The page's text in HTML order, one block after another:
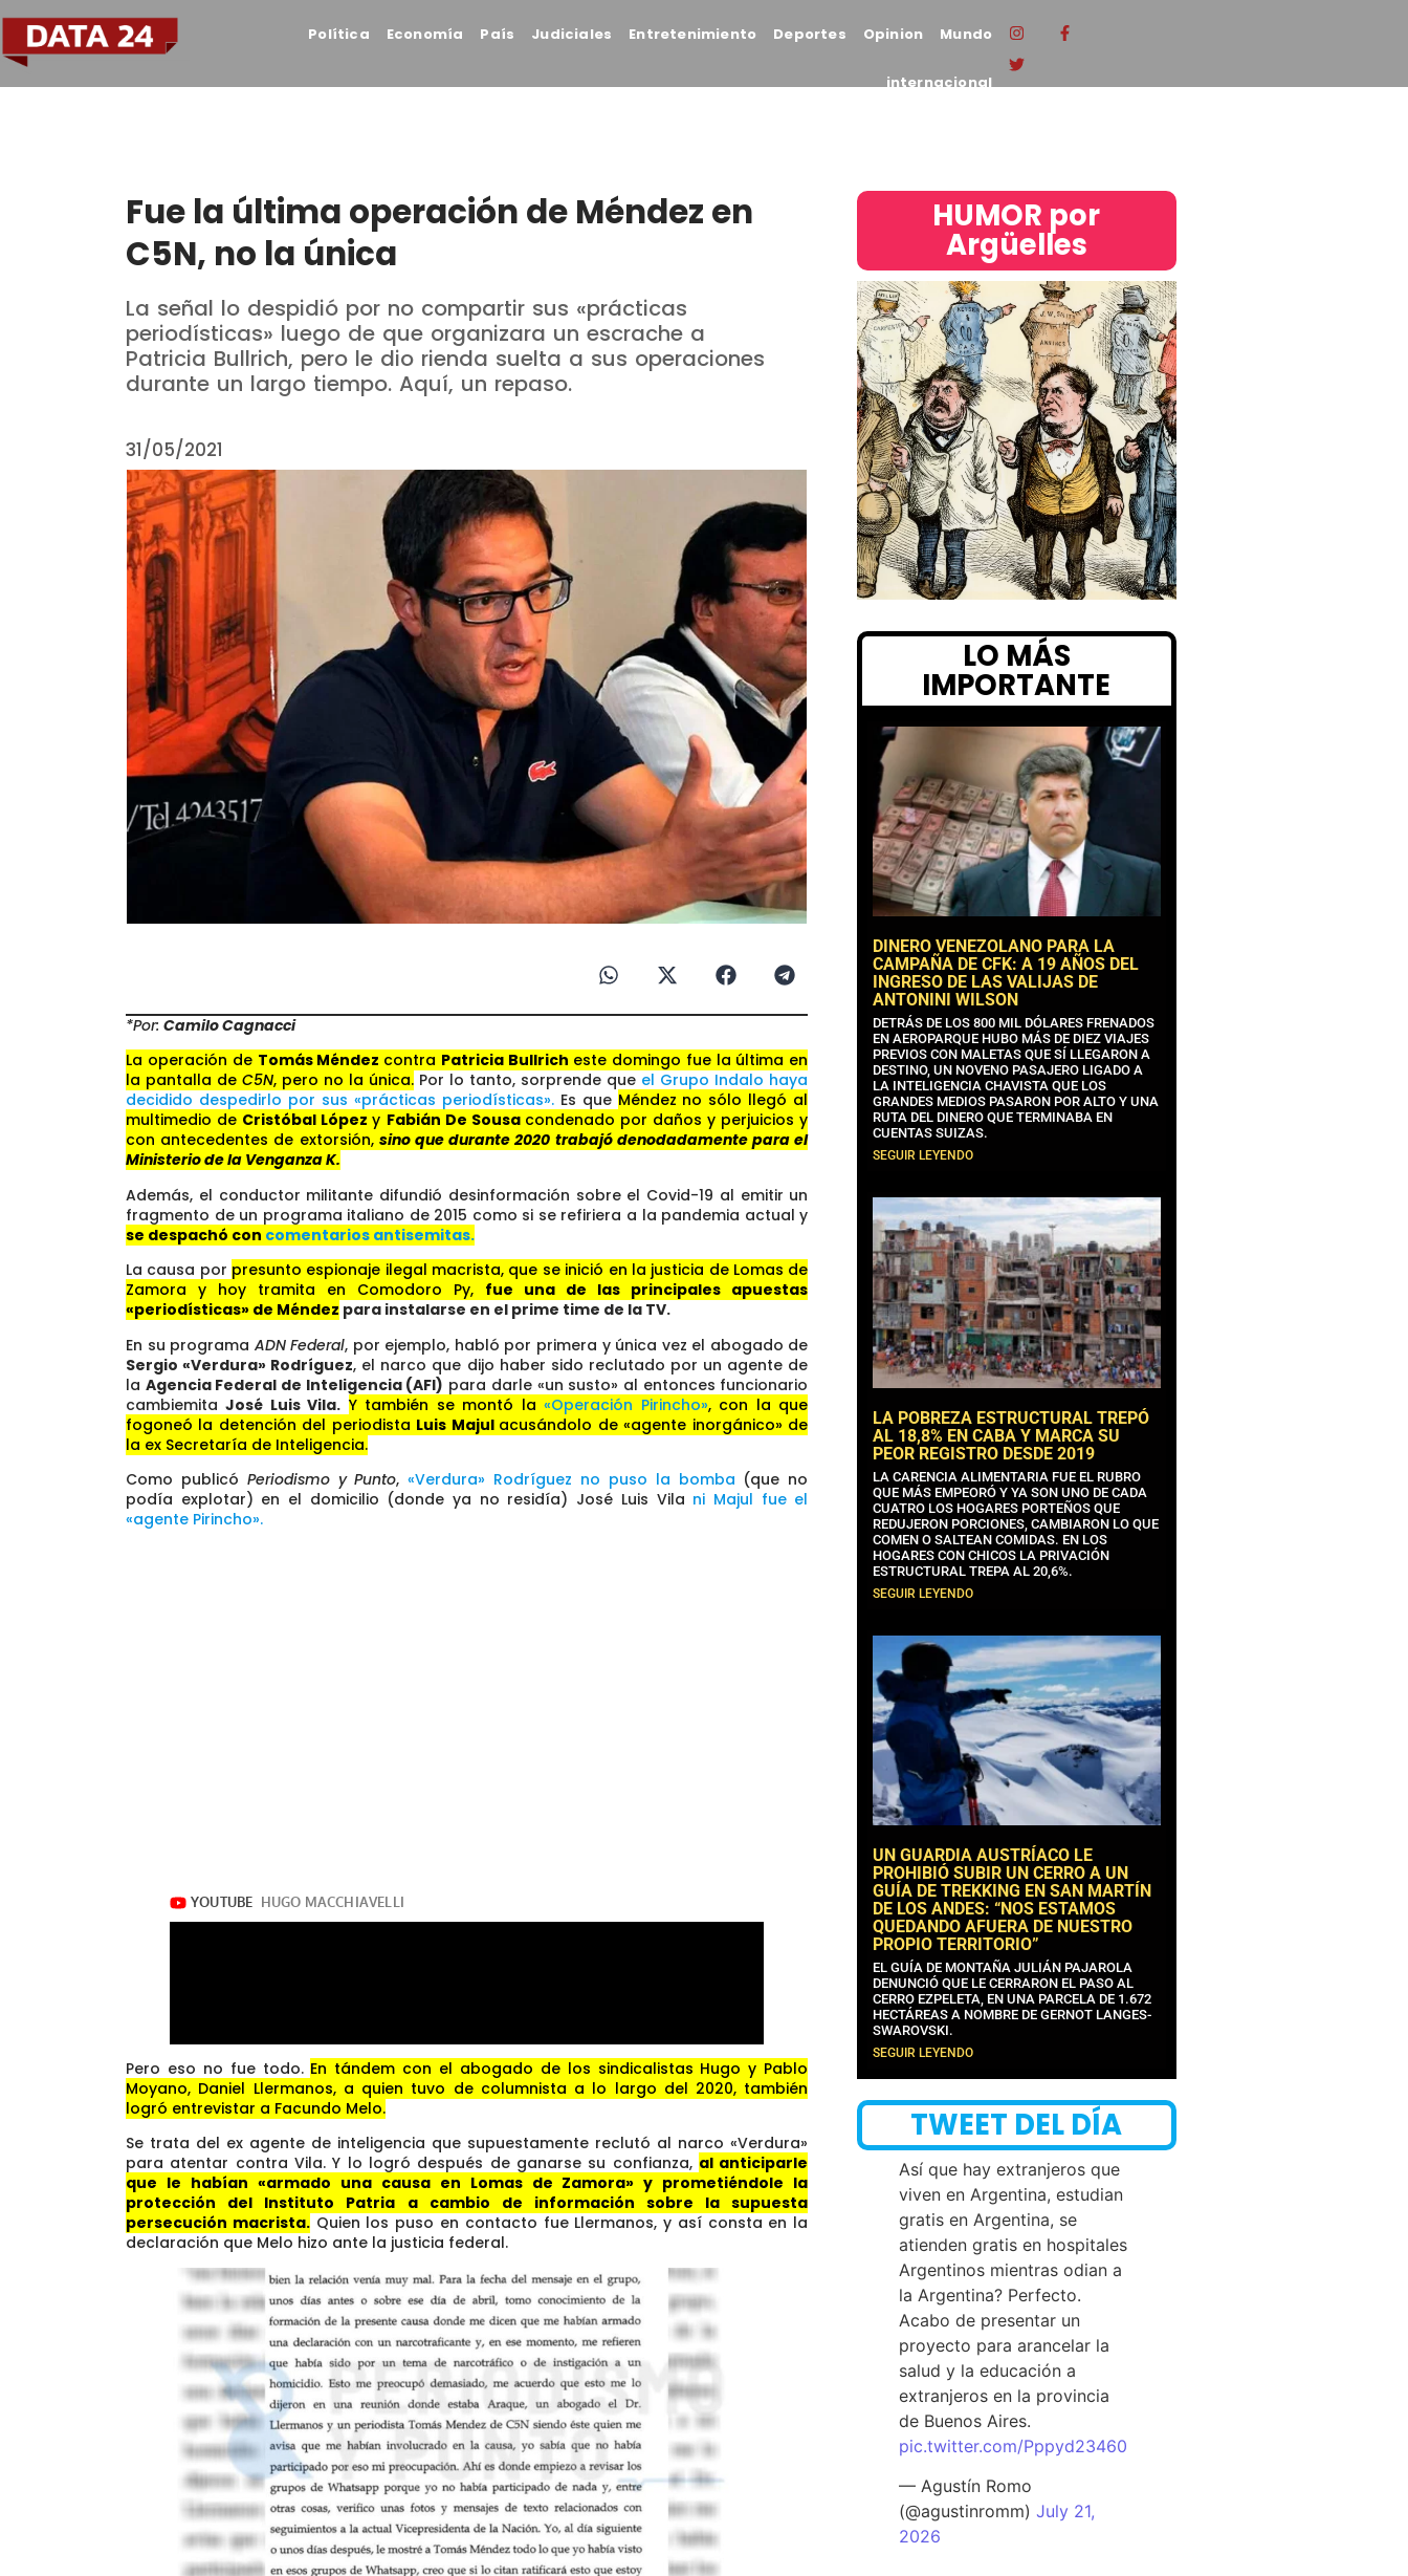
Política Economía País Judiciales Entretenimiento Deportes Opinion Mundo
internacional
Fue la última operación de Méndez en
C5N, no la única
La señal lo despidió por no compartir sus «prácticas
periodísticas» luego de que organizara un escrache a
Patricia Bullrich, pero le dio rienda suelta a sus operaciones
durante un largo tiempo. Aquí, un repaso.
31/05/2021
*Por: Camilo Cagnacci
La operación de Tomás Méndez contra Patricia Bullrich este domingo fue la última en
la pantalla deC5N, pero no la única. Por lo tanto, sorprende que el Grupo Indalo haya
decidido despedirlo por sus «prácticas periodísticas».Es que Méndez no sólo llegó al
multimedio de Cristóbal Lópezy Fabián De Sousa condenado por daños y perjuicios y
con antecedentes de extorsión, sino que durante 2020 trabajó denodadamente para el
Ministerio de la Venganza K.
Además, el conductor militante difundió desinformación sobre el Covid-19 al emitir un
fragmento de un programa italiano de 2015 como si se refiriera a la pandemia actual y
se despachó con comentarios antisemitas.
La causa por presunto espionaje ilegal macrista, que se inició en la justicia de Lomas de
Zamora y hoy tramita en Comodoro Py, fue una de las principales apuestas
«periodísticas» de Méndez para instalarse en el prime time de la TV.
En su programa ADN Federal, por ejemplo, habló por primera y única vez el abogado de
Sergio «Verdura» Rodríguez, el narco que dijo haber sido reclutado por un agente de
la Agencia Federal de Inteligencia (AFI) para darle «un susto» al entonces funcionario
cambiemitaJosé Luis Vila. Y también se montó la«Operación Pirincho», con la que
fogoneó la detención del periodista Luis Majul acusándolo de «agente inorgánico» de
la ex Secretaría de Inteligencia.
Como publicó Periodismo y Punto,«Verdura» Rodríguez no puso la bomba (que no
podía explotar) en el domicilio (donde ya no residía) José Luis Vila ni Majul fue el
«agente Pirincho».
Pero eso no fue todo. En tándem con el abogado de los sindicalistas Hugo y Pablo
Moyano, Daniel Llermanos, a quien tuvo de columnista a lo largo del 2020, también
logró entrevistar a Facundo Melo.
Se trata del ex agente de inteligencia que supuestamente reclutó al narco «Verdura»
para atentar contra Vila. Y lo logró después de ganarse su confianza, al anticiparle
que le habían «armado una causa en Lomas de Zamora» y prometiéndole la
protección del Instituto Patria a cambio de información sobre la supuesta
persecución macrista.Quien los puso en contacto fue Llermanos, y así consta en la
declaración que Melo hizo ante la justicia federal.
HUMOR por
Argüelles​
LO MÁS
IMPORTANTE
DINERO VENEZOLANO PARA LA
CAMPAÑA DE CFK: A 19 AÑOS DEL
INGRESO DE LAS VALIJAS DE
ANTONINI WILSON
DETRÁS DE LOS 800 MIL DÓLARES FRENADOS
EN AEROPARQUE HUBO MÁS DE DIEZ VIAJES
PREVIOS CON MALETAS QUE SÍ LLEGARON A
DESTINO, UN NOVENO PASAJERO LIGADO A
LA INTELIGENCIA CHAVISTA QUE LOS
GRANDES MEDIOS PASARON POR ALTO Y UNA
RUTA DEL DINERO QUE TERMINABA EN
CUENTAS SUIZAS.
SEGUIR LEYENDO
LA POBREZA ESTRUCTURAL TREPÓ
AL 18,8% EN CABA Y MARCA SU
PEOR REGISTRO DESDE 2019
LA CARENCIA ALIMENTARIA FUE EL RUBRO
QUE MÁS EMPEORÓ Y YA SON UNO DE CADA
CUATRO LOS HOGARES PORTEÑOS QUE
REDUJERON PORCIONES, CAMBIARON LO QUE
COMEN O SALTEAN COMIDAS. EN LOS
HOGARES CON CHICOS LA PRIVACIÓN
ESTRUCTURAL TREPA AL 20,6%.
SEGUIR LEYENDO
UN GUARDIA AUSTRÍACO LE
PROHIBIÓ SUBIR UN CERRO A UN
GUÍA DE TREKKING EN SAN MARTÍN
DE LOS ANDES: “NOS ESTAMOS
QUEDANDO AFUERA DE NUESTRO
PROPIO TERRITORIO”
EL GUÍA DE MONTAÑA JULIÁN PAJAROLA
DENUNCIÓ QUE LE CERRARON EL PASO AL
CERRO EZPELETA, EN UNA PARCELA DE 1.672
HECTÁREAS A NOMBRE DE GERNOT LANGES-
SWAROVSKI.
SEGUIR LEYENDO
TWEET DEL DÍA
Así que hay extranjeros que
viven en Argentina, estudian
gratis en Argentina, se
atienden gratis en hospitales
Argentinos mientras odian a
la Argentina? Perfecto.
Acabo de presentar un
proyecto para arancelar la
salud y la educación a
extranjeros en la provincia
de Buenos Aires.
pic.twitter.com/Pppyd23460
— Agustín Romo
(@agustinromm)July 21,
2026